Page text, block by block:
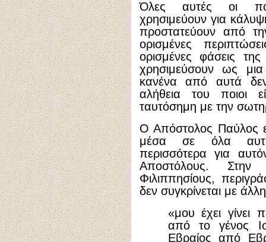
Όλες αυτές οι
χρησιμεύουν για
προστατεύουν από
ορισμένες
ορισμένες φάσεις
χρησιμεύσουν ως
κανένα από αυτά
αλήθεια του ποιοι
ταυτόσημη με την
Ο Απόστολος Παύλος
μέσα σε όλα
περισσότερα για
Αποστόλους.
Φιλιππησίους,
δεν συγκρίνεται με
«μου έχει γίνει
από το γένος
Εβραίος από